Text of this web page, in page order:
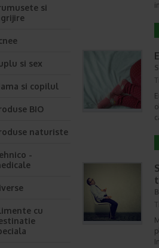
si
si sex
si copilul
BIO
naturiste
-
cu